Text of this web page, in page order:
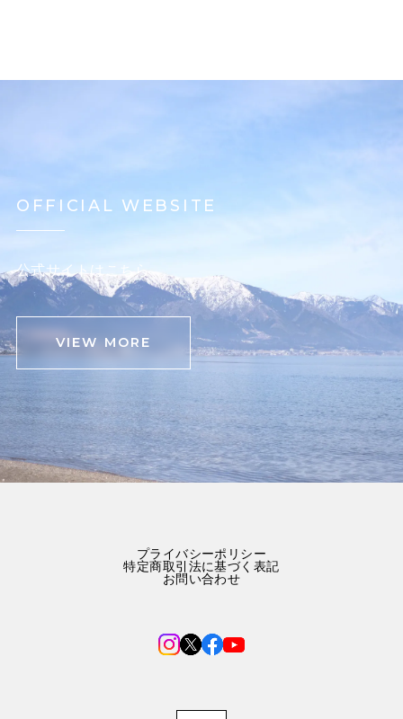
OFFICIAL WEBSITE
公式サイトはこちら
VIEW MORE
プライバシーポリシー
特定商取引法に基づく表記
お問い合わせ